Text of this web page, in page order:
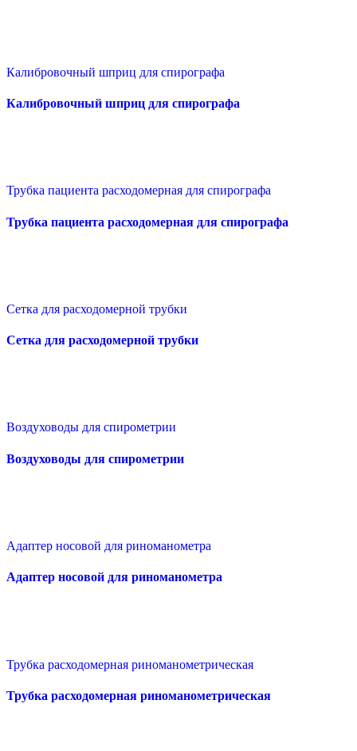
Калибровочный шприц для спирографа
Калибровочный шприц для спирографа
Трубка пациента расходомерная для спирографа
Трубка пациента расходомерная для спирографа
Сетка для расходомерной трубки
Сетка для расходомерной трубки
Воздуховоды для спирометрии
Воздуховоды для спирометрии
Адаптер носовой для риноманометра
Адаптер носовой для риноманометра
Трубка расходомерная риноманометрическая
Трубка расходомерная риноманометрическая